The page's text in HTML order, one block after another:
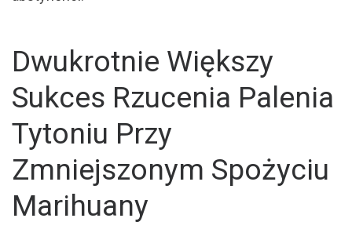
Dwukrotnie Większy
Sukces Rzucenia Palenia
Tytoniu Przy
Zmniejszonym Spożyciu
Marihuany